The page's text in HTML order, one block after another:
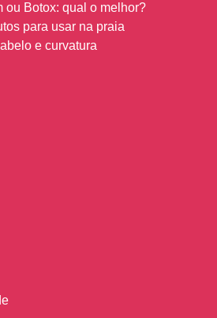
ou Botox: qual o melhor?
para usar na praia
e curvatura